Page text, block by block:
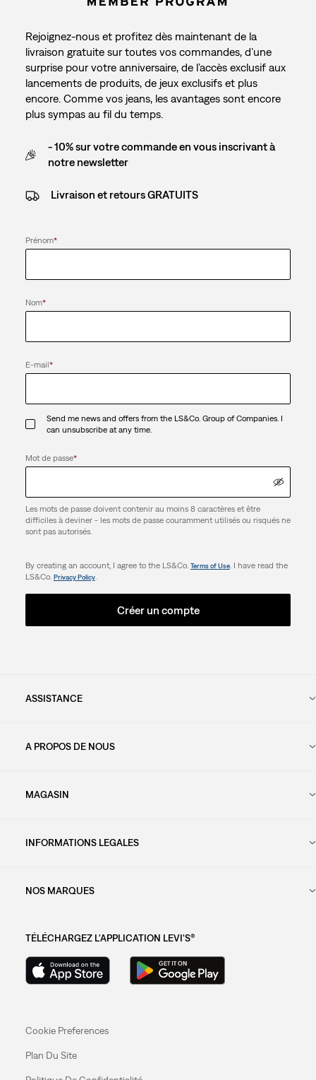
Rejoignez-nous et profitez dès maintenant de la
livraison gratuite sur toutes vos commandes, d’une
surprise pour votre anniversaire, de l’accès exclusif aux
lancements de produits, de jeux exclusifs et plus
encore. Comme vos jeans, les avantages sont encore
plus sympas au fil du temps.
- 10% sur votre commande en vous inscrivant à
notre newsletter
Livraison et retours GRATUITS
Prénom*
Nom*
E-mail*
Send me news and offers from the LS&Co. Group of Companies. I
can unsubscribe at any time.
Mot de passe*
Les mots de passe doivent contenir au moins 8 caractères et être
difficiles à deviner - les mots de passe couramment utilisés ou risqués ne
sont pas autorisés.
By creating an account, I agree to the LS&Co. Terms of Use. I have read the
LS&Co. Privacy Policy.
Créer un compte
ASSISTANCE
A PROPOS DE NOUS
MAGASIN
INFORMATIONS LEGALES
NOS MARQUES
TÉLÉCHARGEZ L'APPLICATION LEVI'S®
Cookie Preferences
Plan Du Site